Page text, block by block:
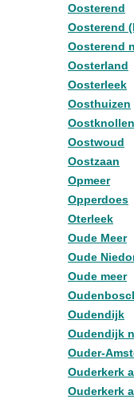
Oosterend
Oosterend
Oosterend
Oosterland
Oosterleek
Oosthuizen
Oostwoud
Oostzaan
Opmeer
Opperdoes
Oterleek
Oude Meer
Oude
Oude meer
Oudendijk
Oudendijk
Ouder-
Ouderkerk
Ouderkerk